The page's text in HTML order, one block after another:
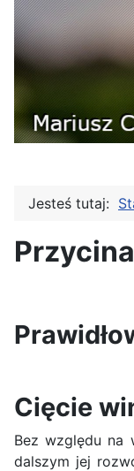
Jesteś tutaj:
Cięcie
Bez względu na
dalszym jej